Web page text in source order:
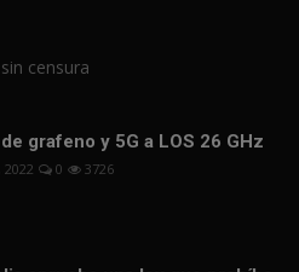
censura
grafeno y 5G a LOS 26 GHz
2022 0 3726